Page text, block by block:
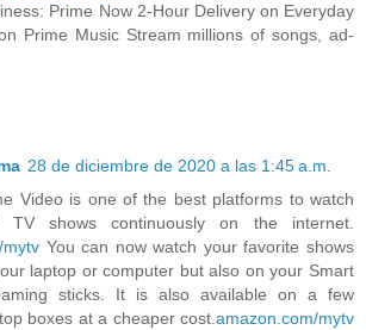
Prime Now 2-Hour Delivery on Everyday
Prime Music Stream millions of songs, ad-
28 de diciembre de 2020 a las 1:45 a.m.
Video is one of the best platforms to watch
TV shows continuously on the internet.
You can now watch your favorite shows
laptop or computer but also on your Smart
sticks. It is also available on a few
boxes at a cheaper cost. amazon.com/mytv